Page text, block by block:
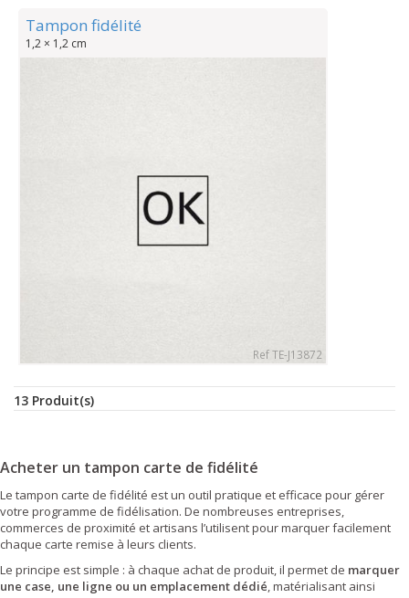
Tampon fidélité
1,2 × 1,2 cm
Ref TE-J13872
13 Produit(s)
Acheter un tampon carte de fidélité
Le tampon carte de fidélité est un outil pratique et efficace pour gérer
votre programme de fidélisation. De nombreuses entreprises,
commerces de proximité et artisans l’utilisent pour marquer facilement
chaque carte remise à leurs clients.
Le principe est simple : à chaque achat de produit, il permet de marquer
une case, une ligne ou un emplacement dédié, matérialisant ainsi